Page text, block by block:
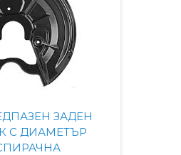
ЗАДЕН
С ДИАМЕТЪР